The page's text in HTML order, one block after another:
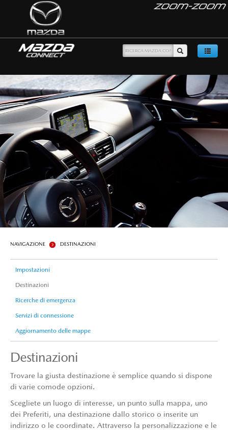
NAVIGAZIONE DESTINAZIONI
Impostazioni
Destinazioni
Ricerche di emergenza
Servizi di connessione
Aggiornamento delle mappe
Destinazioni
Trovare la giusta destinazione è semplice quando si dispone
di varie comode opzioni.
Scegliete un luogo di interesse, un punto sulla mappa, uno
dei Preferiti, una destinazione dallo storico o inserite un
indirizzo o le coordinate. Attraverso la personalizzazione e le